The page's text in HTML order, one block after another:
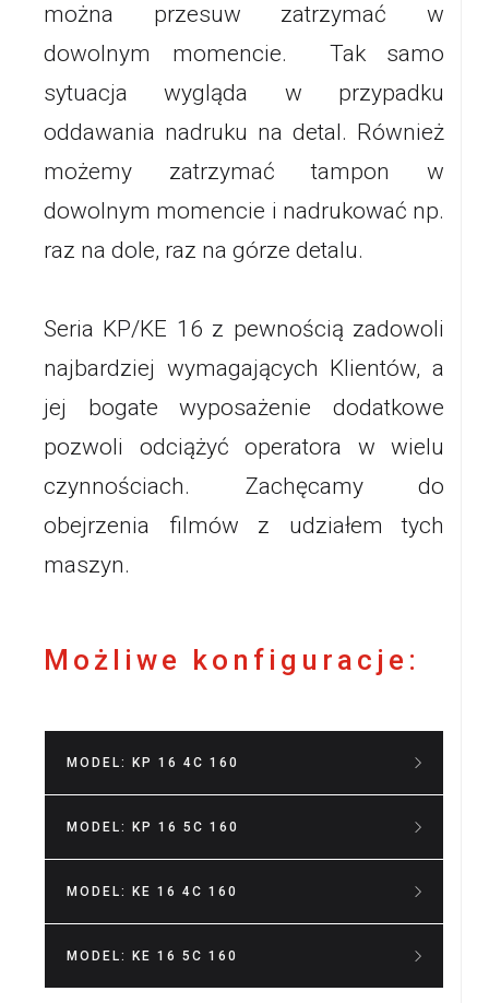
można przesuw zatrzymać w
dowolnym momencie. Tak samo
sytuacja wygląda w przypadku
oddawania nadruku na detal. Również
możemy zatrzymać tampon w
dowolnym momencie i nadrukować np.
raz na dole, raz na górze detalu.
Seria KP/KE 16 z pewnością zadowoli
najbardziej wymagających Klientów, a
jej bogate wyposażenie dodatkowe
pozwoli odciążyć operatora w wielu
czynnościach. Zachęcamy do
obejrzenia filmów z udziałem tych
maszyn.
Możliwe konfiguracje:
MODEL: KP 16 4C 160
Ilość kolorów:4 kolory
Wielkość matrycy:
MODEL: KP 16 5C 160
Ilość kolorów:5 kolorów
MODEL: KE 16 4C 160
Ilość kolorów:4 kolory
MODEL: KE 16 5C 160